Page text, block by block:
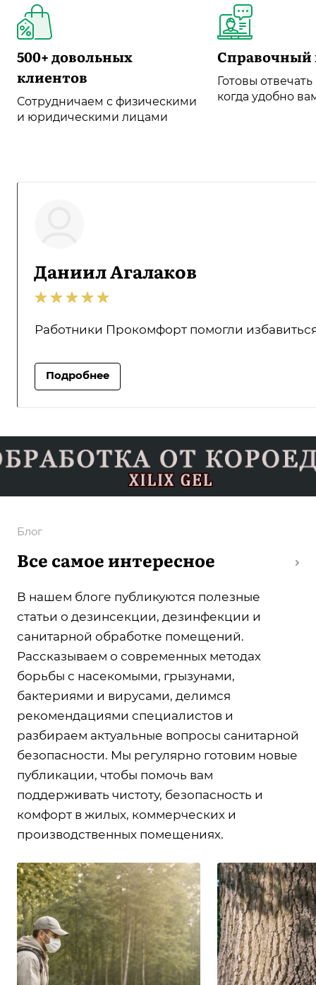
500+ довольных
клиентов
Сотрудничаем с физическими
и юридическими лицами
Справочный
Готовы
когда удобно
Даниил Агалаков
Работники Прокомфорт помогли
Подробнее
Блог
Все самое интересное
В нашем блоге публикуются полезные
статьи о дезинсекции, дезинфекции и
санитарной обработке помещений.
Рассказываем о современных методах
борьбы с насекомыми, грызунами,
бактериями и вирусами, делимся
рекомендациями специалистов и
разбираем актуальные вопросы санитарной
безопасности. Мы регулярно готовим новые
публикации, чтобы помочь вам
поддерживать чистоту, безопасность и
комфорт в жилых, коммерческих и
производственных помещениях.